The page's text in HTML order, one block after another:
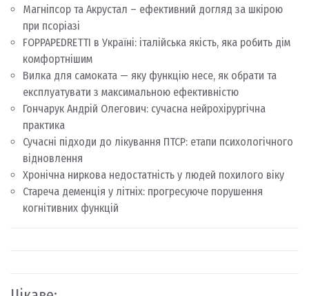
Магніпсор та Акрустал – ефективний догляд за шкірою
при псоріазі
FOPPAPEDRETTI в Україні: італійська якість, яка робить дім
комфортнішим
Вилка для самоката — яку функцію несе, як обрати та
експлуатувати з максимальною ефективністю
Гончарук Андрій Олегович: сучасна нейрохірургічна
практика
Сучасні підходи до лікування ПТСР: етапи психологічного
відновлення
Хронічна ниркова недостатність у людей похилого віку
Стареча деменція у літніх: прогресуюче порушення
когнітивних функцій